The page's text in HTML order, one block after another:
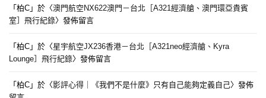
「柏C 」於〈澳門航空NX622澳門－台北［A321經濟艙、澳門環亞貴賓
室］飛行紀錄〉發佈留言
「柏C 」於〈星宇航空JX236香港－台北［A321neo經濟艙、Kyra
Lounge］飛行紀錄〉發佈留言
「柏C 」於〈影評心得｜《我們不是什麼》只有自己能夠定義自己〉發佈